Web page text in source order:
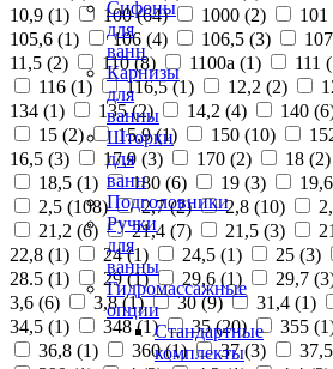
Сифоны
для
ванн
Карнизы
для
ванны
Шторки
для
ванн
Подголовники
Ручки
для
ванны
Гидромассажные
опции
Стандартные
комплекты
10,9 (1) 100 (64) 1000 (2) 101
105,6 (1) 106 (4) 106,5 (3)
11,5 (2) 110 (8) 1100а (1) 111 (
116 (1) 116,5 (1) 12,2 (2)
134 (1) 135 (2) 14,2 (4) 140 (6
15 (2) 15,9 (1) 150 (10)
16,5 (3) 17,9 (3) 170 (2) 18 (2)
18,5 (1) 180 (6) 19 (3)
2,5 (108) 2,7 (2) 2,8 (10)
21,2 (6) 21,4 (7) 21,5 (3)
22,8 (1) 24 (1) 24,5 (1) 25 (3)
28.5 (1) 29 (1) 29,6 (1) 29,7 (3
3,6 (6) 3,8 (1) 30 (9) 31,4 (1)
34,5 (1) 348 (1) 35 (20) 355 (1
36,8 (1) 360 (1) 37 (3)